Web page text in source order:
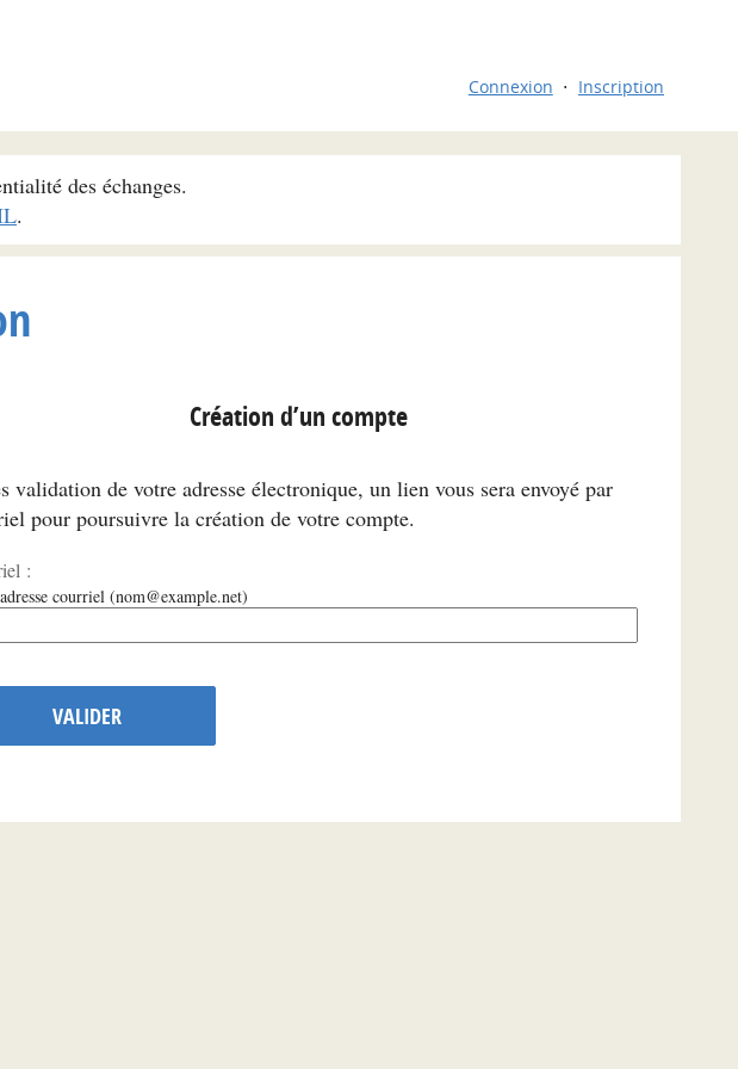
Connexion Inscription
des échanges.
.
Création d’un compte
validation de votre adresse électronique, un lien vous sera envoyé par
pour poursuivre la création de votre compte.
:
courriel (nom@example.net)
VALIDER